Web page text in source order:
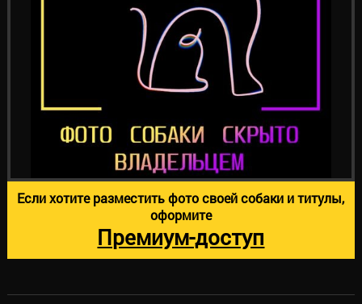
Если хотите разместить фото своей собаки и титулы,
оформите
Премиум-доступ